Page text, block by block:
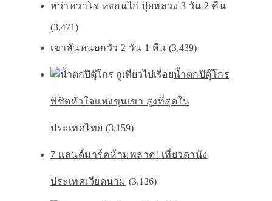
หว่าหวาโจ หงอนไก่ ปุยหลวง 3 วัน 2 คืน
(3,471)
เขาสันหนอกวัว 2 วัน 1 คืน (3,439)
น้ำตกปิตุ๊โกร
พิชิตหัวใจเเห่งขุนเขา สูงที่สุดใน
ประเทศไทย (3,159)
7 แลนด์มาร์คห้ามพลาด! เที่ยวดานัง
ประเทศเวียดนาม (3,126)